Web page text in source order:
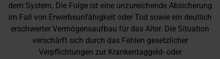
dem System. Die Folge ist eine unzureichende Absicherung
im Fall von Erwerbsunfähigkeit oder Tod sowie ein deutlich
erschwerter Vermögensaufbau für das Alter. Die Situation
verschärft sich durch das Fehlen gesetzlicher
Verpflichtungen zur Krankentaggeld- oder